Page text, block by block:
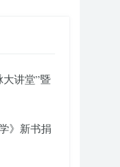
讲堂”暨
》新书捐